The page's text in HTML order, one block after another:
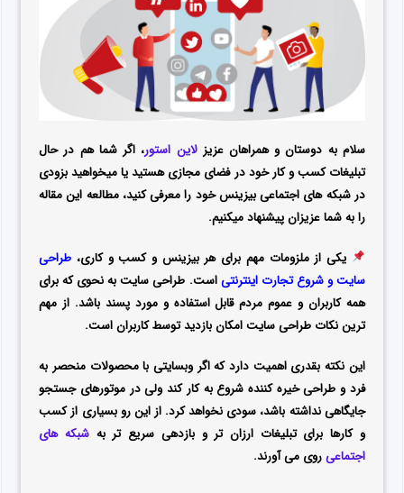
سلام به دوستان و همراهان عزیزلاین استور، اگر شما هم در حال
تبلیغات کسب و کار خود در فضای مجازی هستید یا میخواهید بزودی
در شبکه های اجتماعی بیزینس خود را معرفی کنید، مطالعه این مقاله
را به شما عزیزان پیشنهاد میکنیم.
یکی از ملزومات مهم برای هر بیزینس و کسب و کاری، طراحی
سایت و شروع تجارت اینترنتیاست. طراحی سایت به نحوی که برای
همه کاربران و عموم مردم قابل استفاده و مورد پسند باشد. از مهم
ترین نکات طراحی سایت امکان بازدید توسط کاربران است.
این نکته بقدری اهمیت دارد که اگر وبسایتی با محصولات منحصر به
فرد و طراحی خیره کننده شروع به کار کند ولی در موتورهای جستجو
جایگاهی نداشته باشد، سودی نخواهد کرد. از این رو بسیاری از کسب
و کارها برای تبلیغات ارزان تر و بازدهی سریع تر بهشبکه های
اجتماعیروی می آورند.